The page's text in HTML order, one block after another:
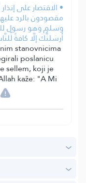
• الاقتصار على
مقصودون بالرد
وسلم وهو رسول
أَرسَلنُّكَ إلَّا كافةً
stanovnicima
poslanicu
sellem, koji je
kaže: "A Mi